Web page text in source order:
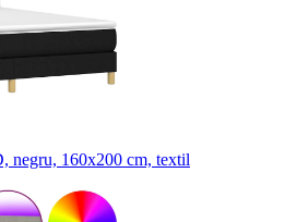
negru, 160x200 cm, textil